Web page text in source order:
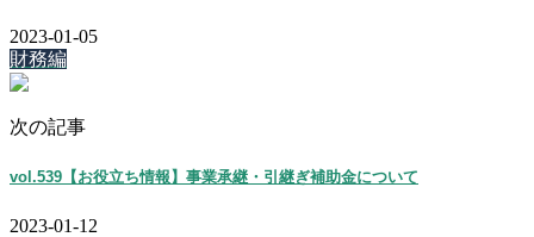
2023-01-05
財務編
次の記事
vol.539【お役立ち情報】事業承継・引継ぎ補助金について
2023-01-12